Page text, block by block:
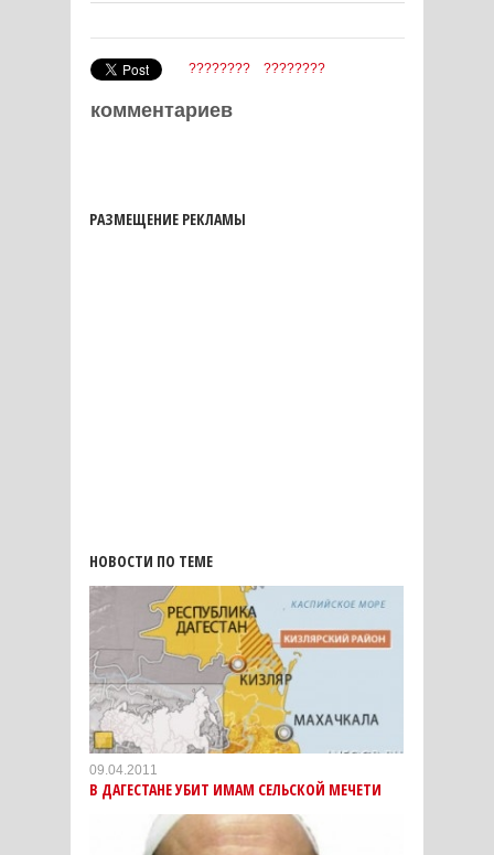
???????? ????????
комментариев
РАЗМЕЩЕНИЕ РЕКЛАМЫ
НОВОСТИ ПО ТЕМЕ
09.04.2011
В ДАГЕСТАНЕ УБИТ ИМАМ СЕЛЬСКОЙ МЕЧЕТИ